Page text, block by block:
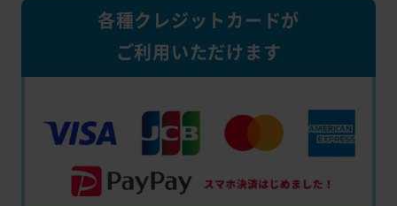
各種クレジットカードが
ご利用いただけます